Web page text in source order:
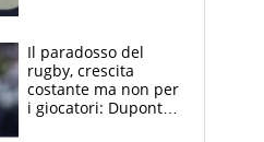
prove”
Il paradosso del
rugby, crescita
costante ma non per
i giocatori: Dupont